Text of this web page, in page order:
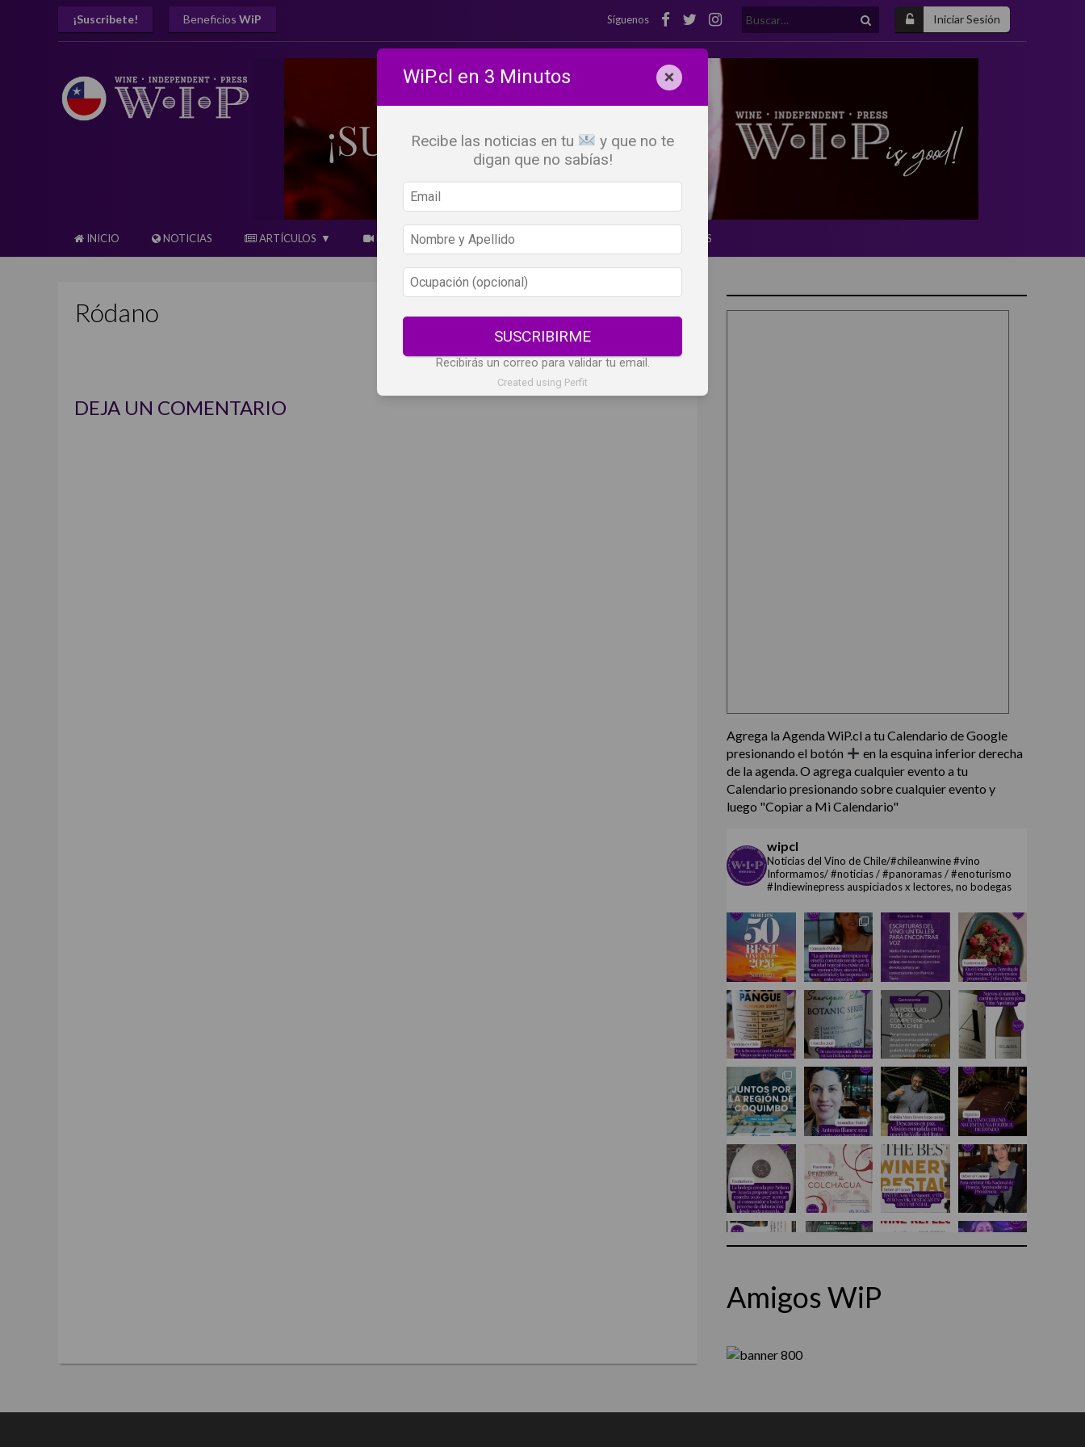
Iniciar Sesión
¡Suscribete! Beneficios WiP Buscar:
Síguenos
INICIO NOTICIAS ARTÍCULOS BEBER X LOS OJOS GLOSARIO DEL VINO PANORAMAS
Ródano
Comparte
DEJA UN COMENTARIO
Agrega la Agenda WiP.cl a tu Calendario de Google
presionando el botón
en la esquina inferior derecha
de la agenda. O agrega cualquier evento a tu
Calendario presionando sobre cualquier evento y
luego "Copiar a Mi Calendario"
wipcl
Noticias del Vino de Chile/#chileanwine #vino
Informamos/ #noticias / #panoramas / #enoturismo
#Indiewinepress auspiciados x lectores, no bodegas
Amigos WiP
WiP.cl en 3 Minutos ×
Recibe las noticias en tu
y que no te
digan que no sabías!
SUSCRIBIRME
Recibirás un correo para validar tu email.
Created using Perfit